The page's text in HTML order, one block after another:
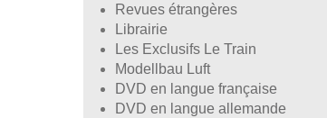
Revues étrangères
Librairie
Les Exclusifs Le Train
Modellbau Luft
DVD en langue française
DVD en langue allemande